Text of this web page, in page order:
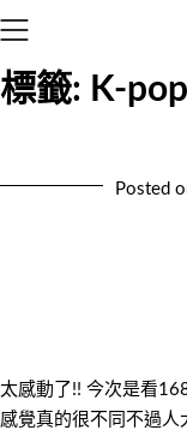
標籤: K-pop
Posted
太感動了!! 今次是看
感覺真的很不同不過人